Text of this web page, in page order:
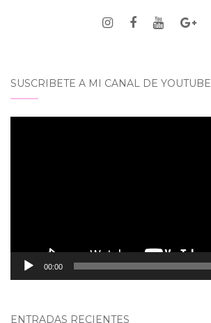
SUSCRIBETE A MI CANAL DE YOUTUBE
00:00
ENTRADAS RECIENTES